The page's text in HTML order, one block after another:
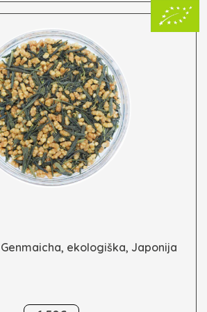
be
on
the
product
page
ekologiška, Japonija
This